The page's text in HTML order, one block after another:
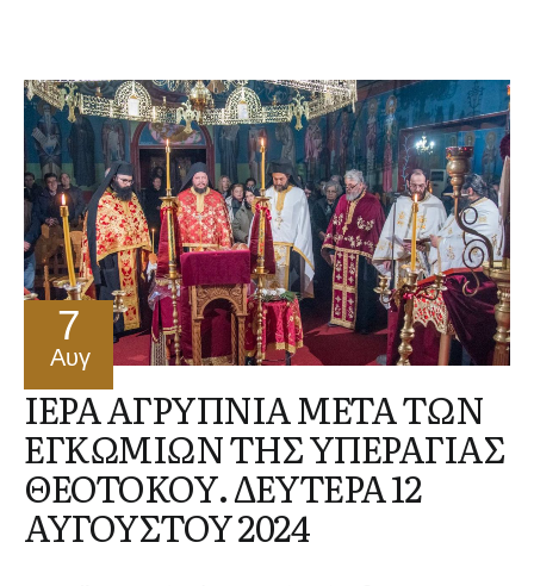
7
Αυγ
ΙΕΡΑ ΑΓΡΥΠΝΙΑ ΜΕΤΑ ΤΩΝ
ΕΓΚΩΜΙΩΝ ΤΗΣ ΥΠΕΡΑΓΙΑΣ
ΘΕΟΤΟΚΟΥ. ΔΕΥΤΕΡΑ 12
ΑΥΓΟΥΣΤΟΥ 2024